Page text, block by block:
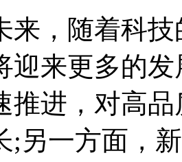
，随着科技
迎来更多的
推进，对高
;另一方面，